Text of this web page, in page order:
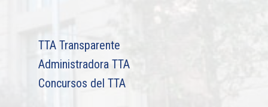
TTA Transparente
Administradora TTA
Concursos del TTA